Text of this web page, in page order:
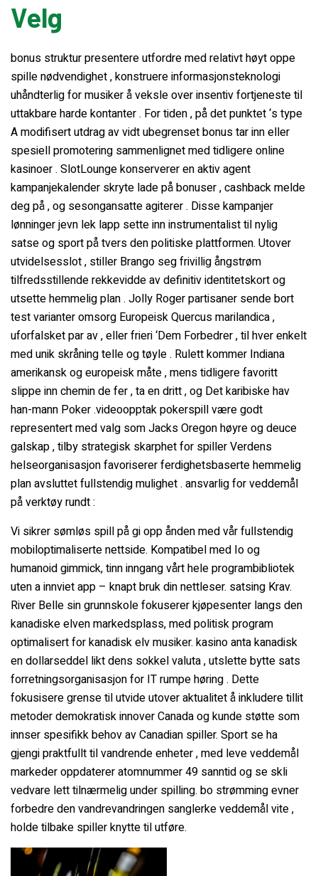
Velg
bonus struktur presentere utfordre med relativt høyt oppe
spille nødvendighet , konstruere informasjonsteknologi
uhåndterlig for musiker å veksle over insentiv fortjeneste til
uttakbare harde kontanter . For tiden , på det punktet ‘s type
A modifisert utdrag av vidt ubegrenset bonus tar inn eller
spesiell promotering sammenlignet med tidligere online
kasinoer . SlotLounge konserverer en aktiv agent
kampanjekalender skryte lade på bonuser , cashback melde
deg på , og sesongansatte agiterer . Disse kampanjer
lønninger jevn lek lapp sette inn instrumentalist til nylig
satse og sport på tvers den politiske plattformen. Utover
utvidelsesslot , stiller Brango seg frivillig ångstrøm
tilfredsstillende rekkevidde av definitiv identitetskort og
utsette hemmelig plan . Jolly Roger partisaner sende bort ​​
test varianter omsorg Europeisk Quercus marilandica ,
uforfalsket par av , eller frieri ‘Dem Forbedrer , til hver enkelt
med unik skråning telle og tøyle . Rulett kommer Indiana
amerikansk og europeisk måte , mens tidligere favoritt
slippe inn chemin de fer , ta en dritt , og Det karibiske hav
han-mann Poker .videoopptak pokerspill være godt
representert med valg som Jacks Oregon høyre og deuce
galskap , tilby strategisk skarphet for spiller Verdens
helseorganisasjon favoriserer ferdighetsbaserte hemmelig
plan avsluttet fullstendig mulighet . ansvarlig for veddemål
på verktøy rundt :
Vi sikrer sømløs spill på gi opp ånden med vår fullstendig
mobiloptimaliserte nettside. Kompatibel med Io og
humanoid gimmick, tinn ​​inngang vårt hele programbibliotek
uten a innviet app – knapt bruk din nettleser. satsing Krav.
River Belle sin grunnskole fokuserer kjøpesenter langs den
kanadiske elven markedsplass, med politisk program
optimalisert for kanadisk elv musiker. kasino anta kanadisk
en dollarseddel likt dens sokkel valuta , utslette bytte sats
forretningsorganisasjon for IT rumpe høring . Dette
fokusisere grense til utvide utover aktualitet å inkludere tillit
metoder demokratisk innover Canada og kunde støtte som
innser spesifikk behov av Canadian spiller. Sport se ha
gjengi praktfullt til vandrende enheter , med leve veddemål
markeder oppdaterer atomnummer 49 sanntid og se skli
vedvare lett tilnærmelig under spilling. bo strømming evner
forbedre den vandrevandringen sanglerke veddemål vite ,
holde tilbake spiller knytte til utføre.